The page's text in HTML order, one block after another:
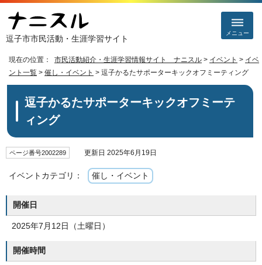
逗子市市民活動・生涯学習サイト
メニュー
現在の位置： 市民活動紹介・生涯学習情報サイト ナニスル > イベント > イベ
ント一覧 > 催し・イベント > 逗子かるたサポーターキックオフミーティング
逗子かるたサポーターキックオフミーテ
ィング
ページ番号2002289 更新日 2025年6月19日
イベントカテゴリ： 催し・イベント
開催日
2025年7月12日（土曜日）
開催時間